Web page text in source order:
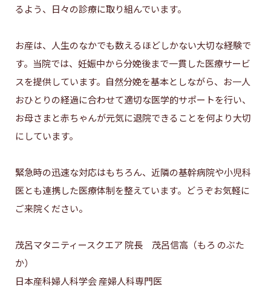
るよう、日々の診療に取り組んでいます。
お産は、人生のなかでも数えるほどしかない大切な経験で
す。当院では、妊娠中から分娩後まで一貫した医療サービ
スを提供しています。自然分娩を基本としながら、お一人
おひとりの経過に合わせて適切な医学的サポートを行い、
お母さまと赤ちゃんが元気に退院できることを何より大切
にしています。
緊急時の迅速な対応はもちろん、近隣の基幹病院や小児科
医とも連携した医療体制を整えています。どうぞお気軽に
ご来院ください。
茂呂マタニティースクエア 院長 茂呂信高（もろ のぶた
か）
日本産科婦人科学会 産婦人科専門医